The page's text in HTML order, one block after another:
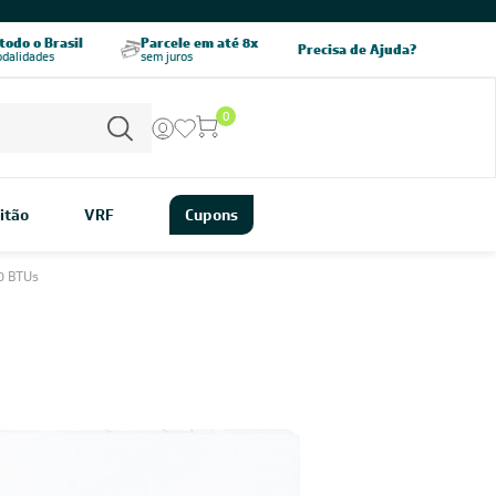
Precisa de Ajuda?
o Brasil Parcele em até 8x
sem juros
5% OFF no PIX
pagamento à vista
0
VRF Cupons
BTUs